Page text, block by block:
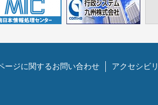
ージに関するお問い合わせ アクセシビ